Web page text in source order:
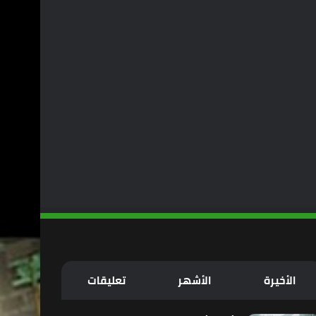
الأخيرة الأشهر تعليقات